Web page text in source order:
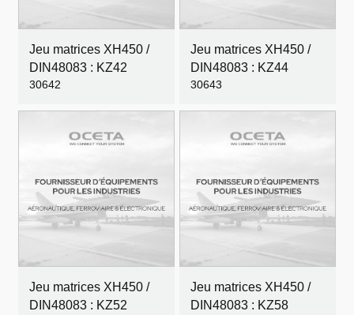
Jeu matrices XH450 /
DIN48083 : KZ42
30642
Jeu matrices XH450 /
DIN48083 : KZ44
30643
Jeu matrices XH450 /
DIN48083 : KZ52
Jeu matrices XH450 /
DIN48083 : KZ58